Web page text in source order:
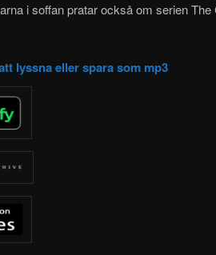
i soffan pratar också om serien
lyssna eller spara som mp3